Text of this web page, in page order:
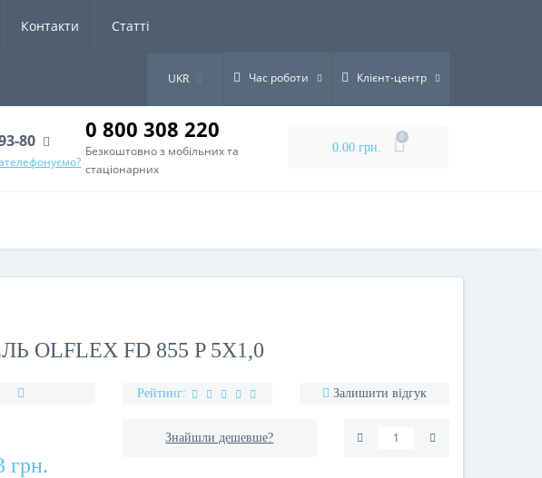
Контакти Статті
UKR Час роботи Клієнт-центр
80 0 800 308 220
Безкоштовно з мобільних та
стаціонарних
0.00 грн.
0
OLFLEX FD 855 P 5X1,0
Рейтинг: Залишити відгук
грн.
Знайшли дешевше?